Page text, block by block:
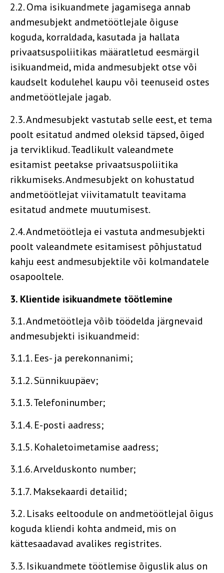
2.2. Oma isikuandmete jagamisega annab
andmesubjekt andmetöötlejale õiguse
koguda, korraldada, kasutada ja hallata
privaatsuspoliitikas määratletud eesmärgil
isikuandmeid, mida andmesubjekt otse või
kaudselt kodulehel kaupu või teenuseid ostes
andmetöötlejale jagab.
2.3. Andmesubjekt vastutab selle eest, et tema
poolt esitatud andmed oleksid täpsed, õiged
ja terviklikud. Teadlikult valeandmete
esitamist peetakse privaatsuspoliitika
rikkumiseks. Andmesubjekt on kohustatud
andmetöötlejat viivitamatult teavitama
esitatud andmete muutumisest.
2.4. Andmetöötleja ei vastuta andmesubjekti
poolt valeandmete esitamisest põhjustatud
kahju eest andmesubjektile või kolmandatele
osapooltele.
3. Klientide isikuandmete töötlemine
3.1. Andmetöötleja võib töödelda järgnevaid
andmesubjekti isikuandmeid:
3.1.1. Ees- ja perekonnanimi;
3.1.2. Sünnikuupäev;
3.1.3. Telefoninumber;
3.1.4. E-posti aadress;
3.1.5. Kohaletoimetamise aadress;
3.1.6. Arvelduskonto number;
3.1.7. Maksekaardi detailid;
3.2. Lisaks eeltoodule on andmetöötlejal õigus
koguda kliendi kohta andmeid, mis on
kättesaadavad avalikes registrites.
3.3. Isikuandmete töötlemise õiguslik alus on